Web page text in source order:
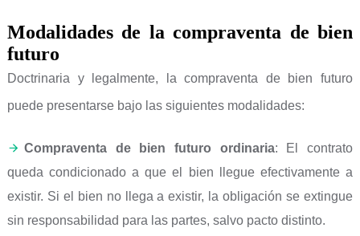
Modalidades de la compraventa de bien
futuro
Doctrinaria y legalmente, la compraventa de bien futuro
puede presentarse bajo las siguientes modalidades:
Compraventa de bien futuro ordinaria: El contrato
queda condicionado a que el bien llegue efectivamente a
existir. Si el bien no llega a existir, la obligación se extingue
sin responsabilidad para las partes, salvo pacto distinto.